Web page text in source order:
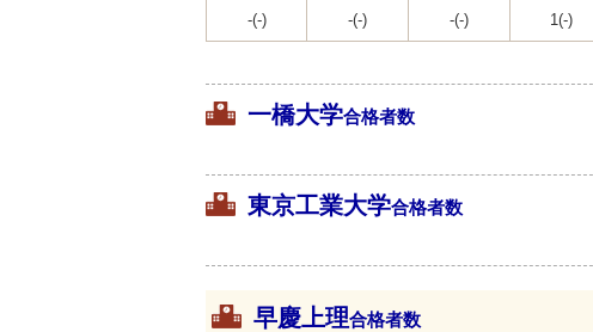
-(-) -(-) -(-) 1(-)
一橋大学合格者数
東京工業大学合格者数
早慶上理合格者数